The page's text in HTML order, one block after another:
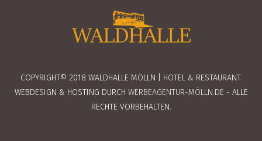
COPYRIGHT© 2018 WALDHALLE MÖLLN | HOTEL & RESTAURANT.
WEBDESIGN & HOSTING DURCH WERBEAGENTUR-MÖLLN.DE - ALLE
RECHTE VORBEHALTEN.